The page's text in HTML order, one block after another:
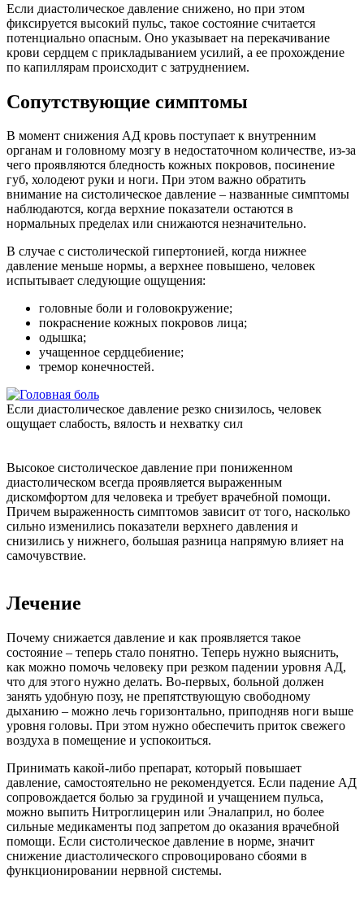
Если диастолическое давление снижено, но при этом
фиксируется высокий пульс, такое состояние считается
потенциально опасным. Оно указывает на перекачивание
крови сердцем с прикладыванием усилий, а ее прохождение
по капиллярам происходит с затруднением.
Сопутствующие симптомы
В момент снижения АД кровь поступает к внутренним
органам и головному мозгу в недостаточном количестве, из-за
чего проявляются бледность кожных покровов, посинение
губ, холодеют руки и ноги. При этом важно обратить
внимание на систолическое давление – названные симптомы
наблюдаются, когда верхние показатели остаются в
нормальных пределах или снижаются незначительно.
В случае с систолической гипертонией, когда нижнее
давление меньше нормы, а верхнее повышено, человек
испытывает следующие ощущения:
головные боли и головокружение;
покраснение кожных покровов лица;
одышка;
учащенное сердцебиение;
тремор конечностей.
Если диастолическое давление резко снизилось, человек
ощущает слабость, вялость и нехватку сил
Высокое систолическое давление при пониженном
диастолическом всегда проявляется выраженным
дискомфортом для человека и требует врачебной помощи.
Причем выраженность симптомов зависит от того, насколько
сильно изменились показатели верхнего давления и
снизились у нижнего, большая разница напрямую влияет на
самочувствие.
Лечение
Почему снижается давление и как проявляется такое
состояние – теперь стало понятно. Теперь нужно выяснить,
как можно помочь человеку при резком падении уровня АД,
что для этого нужно делать. Во-первых, больной должен
занять удобную позу, не препятствующую свободному
дыханию – можно лечь горизонтально, приподняв ноги выше
уровня головы. При этом нужно обеспечить приток свежего
воздуха в помещение и успокоиться.
Принимать какой-либо препарат, который повышает
давление, самостоятельно не рекомендуется. Если падение АД
сопровождается болью за грудиной и учащением пульса,
можно выпить Нитроглицерин или Эналаприл, но более
сильные медикаменты под запретом до оказания врачебной
помощи. Если систолическое давление в норме, значит
снижение диастолического спровоцировано сбоями в
функционировании нервной системы.